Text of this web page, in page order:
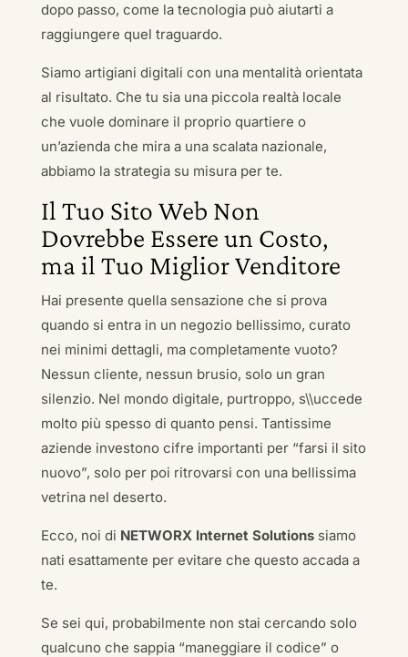
dopo passo, come la tecnologia può aiutarti a
raggiungere quel traguardo.
Siamo artigiani digitali con una mentalità orientata
al risultato. Che tu sia una piccola realtà locale
che vuole dominare il proprio quartiere o
un’azienda che mira a una scalata nazionale,
abbiamo la strategia su misura per te.
Il Tuo Sito Web Non
Dovrebbe Essere un Costo,
ma il Tuo Miglior Venditore
Hai presente quella sensazione che si prova
quando si entra in un negozio bellissimo, curato
nei minimi dettagli, ma completamente vuoto?
Nessun cliente, nessun brusio, solo un gran
silenzio. Nel mondo digitale, purtroppo, s\\uccede
molto più spesso di quanto pensi. Tantissime
aziende investono cifre importanti per “farsi il sito
nuovo”, solo per poi ritrovarsi con una bellissima
vetrina nel deserto.
Ecco, noi di NETWORX Internet Solutionssiamo
nati esattamente per evitare che questo accada a
te.
Se sei qui, probabilmente non stai cercando solo
qualcuno che sappia “maneggiare il codice” o